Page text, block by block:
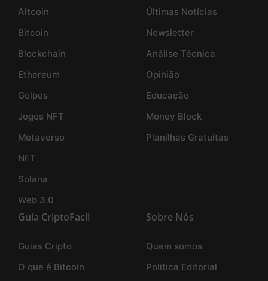
Altcoin
Bitcoin
Blockchain
Ethereum
Golpes
Jogos NFT
Metaverso
NFT
Solana
Web 3.0
Últimas Notícias
Newsletter
Análise Técnica
Opinião
Educação
Money Block
Planilhas Gratuitas
Guia CriptoFacil
Guias Cripto
O que é Bitcoin
Sobre Nós
Quem somos
Politica Editorial